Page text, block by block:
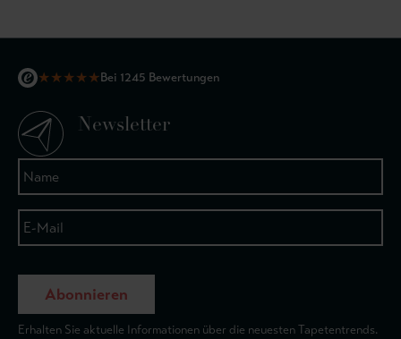
★★★★★Bei 1245 Bewertungen
Newsletter
Abonnieren
Erhalten Sie aktuelle Informationen über die neuesten Tapetentrends.